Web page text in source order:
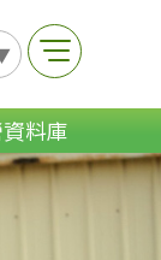
料庫